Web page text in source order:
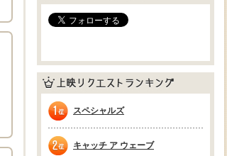
ドリパスをフォローする
上映リクエストランキング
1位
スペシャルズ
キャッチ ア ウェーブ